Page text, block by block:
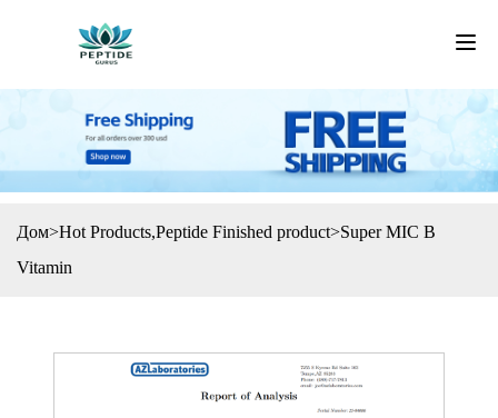
Дом>Hot Products,Peptide Finished product>Super MIC B
Vitamin